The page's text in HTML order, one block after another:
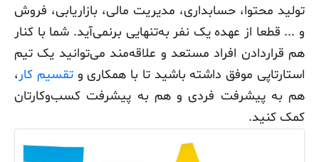
تولید محتوا، حسابداری، مدیریت مالی، بازاریابی، فروش
و ... قطعا از عهده یک نفر به‌تنهایی برنمی‌آید. شما با کنار
هم قراردادن افراد مستعد و علاقه‌مند می‌توانید یک تیم
استارتاپی موفق داشته باشید تا با همکاری وتقسیم‌ کار،
هم به پیشرفت فردی و هم به پیشرفت کسب‌وکارتان
کمک کنید.